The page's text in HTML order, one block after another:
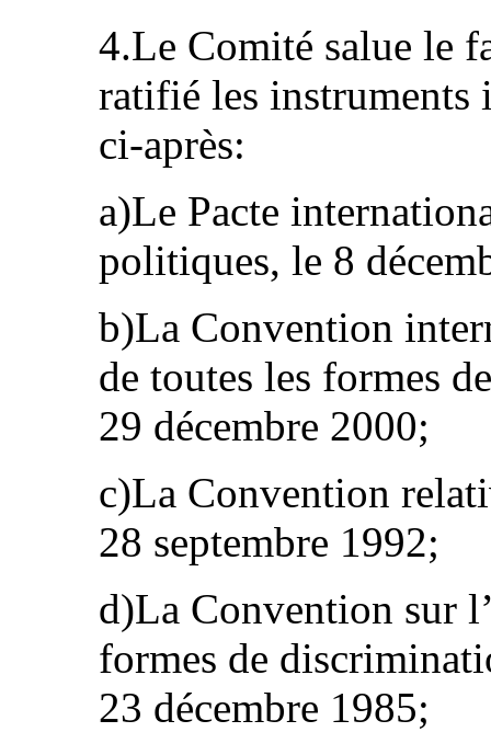
4.Le Comité salue le
ratifié les instruments
ci-après:
a)Le Pacte
politiques, le 8
b)La Convention
de toutes les formes
29 décembre 2000;
c)La Convention
28 septembre 1992;
d)La Convention sur
formes de
23 décembre 1985;